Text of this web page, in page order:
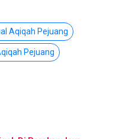
Aqiqah Pejuang
Pejuang